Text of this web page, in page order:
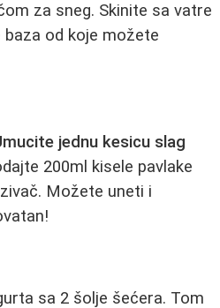
za sneg. Skinite sa vatre
od koje možete
jednu kesicu slag
200ml kisele pavlake
Možete uneti i
sa 2 šolje šećera. Tom